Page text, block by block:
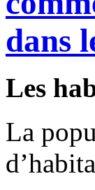
dans
Les
La